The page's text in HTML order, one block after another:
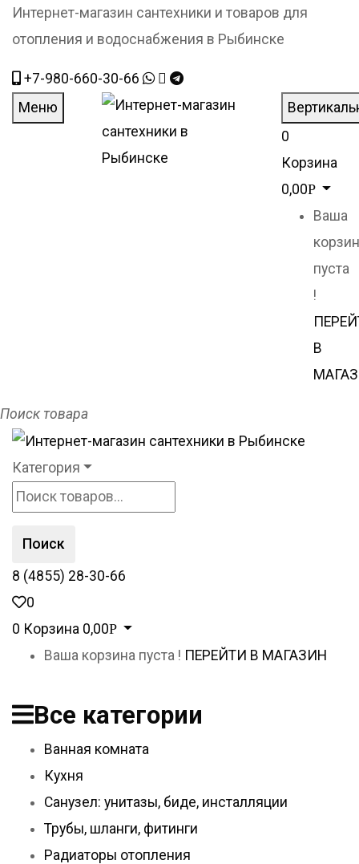
Интернет-магазин сантехники и товаров для
отопления и водоснабжения в Рыбинске
+7-980-660-30-66
Меню
0
Корзина
0,00Р
Ваша
пуста
!
В
Поиск товара
Категория
Поиск
8 (4855) 28-30-66
0
0 Корзина 0,00Р
Ваша корзина пуста ! ПЕРЕЙТИ В МАГАЗИН
Все категории
Ванная комната
Кухня
Санузел: унитазы, биде, инсталляции
Трубы, шланги, фитинги
Радиаторы отопления